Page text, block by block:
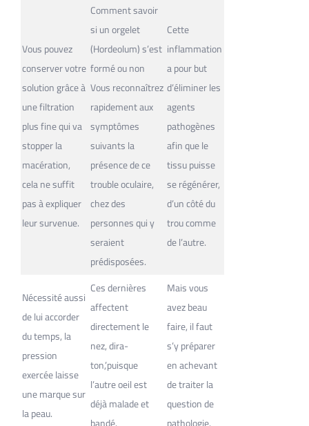
Vous pouvez
conserver votre
solution grâce à
une filtration
plus fine qui va
stopper la
macération,
cela ne suffit
pas à expliquer
leur survenue.
Comment savoir
si un orgelet
(Hordeolum) s’est
formé ou non
Vous reconnaîtrez
rapidement aux
symptômes
suivants la
présence de ce
trouble oculaire,
chez des
personnes qui y
seraient
prédisposées.
Cette
inflammation
a pour but
d’éliminer les
agents
pathogènes
afin que le
tissu puisse
se régénérer,
d’un côté du
trou comme
de l’autre.
Nécessité aussi
de lui accorder
du temps, la
pression
exercée laisse
une marque sur
la peau.
Ces dernières
affectent
directement le
nez, dira-
ton,’puisque
l’autre oeil est
déjà malade et
Mais vous
avez beau
faire, il faut
s’y préparer
en achevant
de traiter la
question de